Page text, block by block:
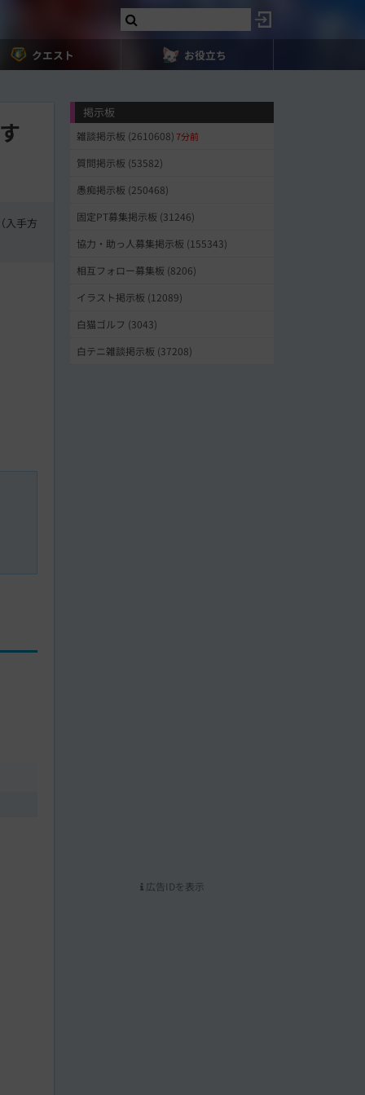
クエスト お役立ち
入手方
掲示板
雑談掲示板 (2610608)7分前
質問掲示板 (53582)
愚痴掲示板 (250468)
固定PT募集掲示板 (31246)
協力・助っ人募集掲示板 (155343)
相互フォロー募集板 (8206)
イラスト掲示板 (12089)
白猫ゴルフ (3043)
白テニ雑談掲示板 (37208)
広告IDを表示